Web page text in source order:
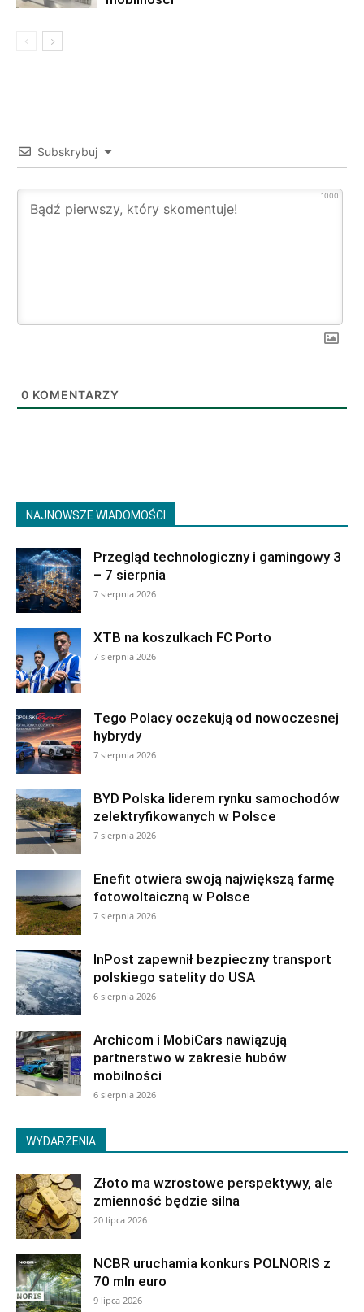
Subskrybuj
1000
0 KOMENTARZY
NAJNOWSZE WIADOMOŚCI
Przegląd technologiczny i gamingowy 3
– 7 sierpnia
7 sierpnia 2026
XTB na koszulkach FC Porto
7 sierpnia 2026
Tego Polacy oczekują od nowoczesnej
hybrydy
7 sierpnia 2026
BYD Polska liderem rynku samochodów
zelektryfikowanych w Polsce
7 sierpnia 2026
Enefit otwiera swoją największą farmę
fotowoltaiczną w Polsce
7 sierpnia 2026
InPost zapewnił bezpieczny transport
polskiego satelity do USA
6 sierpnia 2026
Archicom i MobiCars nawiązują
partnerstwo w zakresie hubów
mobilności
6 sierpnia 2026
WYDARZENIA
Złoto ma wzrostowe perspektywy, ale
zmienność będzie silna
20 lipca 2026
NCBR uruchamia konkurs POLNORIS z
70 mln euro
9 lipca 2026